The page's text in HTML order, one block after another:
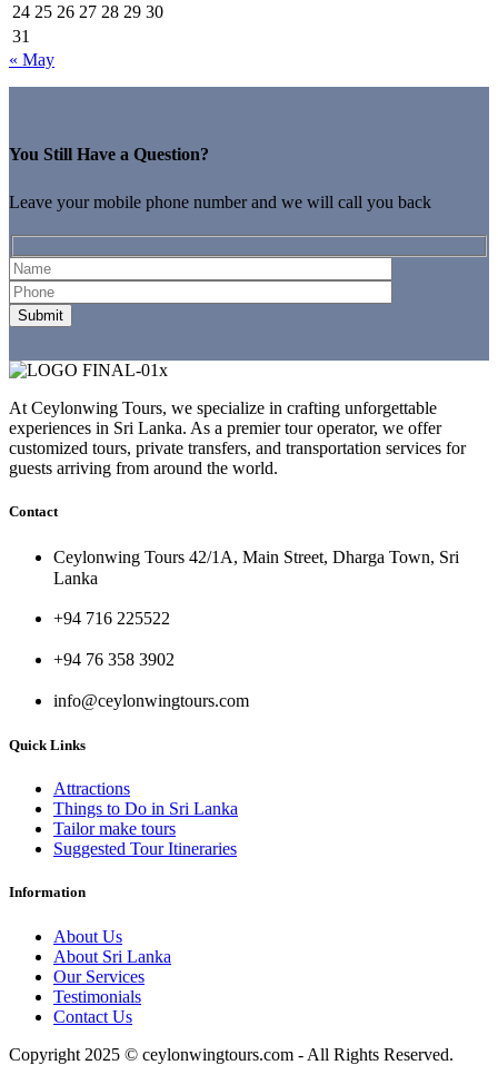
24 25 26 27 28 29 30
31
« May
You Still Have a Question?
Leave your mobile phone number and we will call you back
At Ceylonwing Tours, we specialize in crafting unforgettable
experiences in Sri Lanka. As a premier tour operator, we offer
customized tours, private transfers, and transportation services for
guests arriving from around the world.
Contact
Ceylonwing Tours 42/1A, Main Street, Dharga Town, Sri
Lanka
+94 716 225522
+94 76 358 3902
info@ceylonwingtours.com
Quick Links
Attractions
Things to Do in Sri Lanka
Tailor make tours
Suggested Tour Itineraries
Information
About Us
About Sri Lanka
Our Services
Testimonials
Contact Us
Copyright 2025 © ceylonwingtours.com - All Rights Reserved.